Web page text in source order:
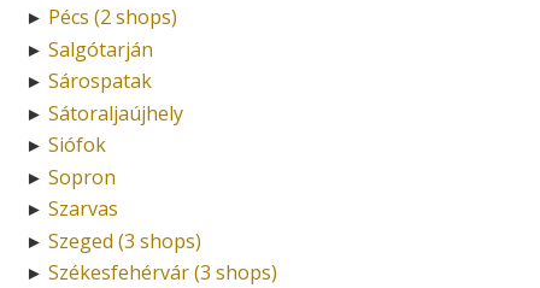
► Pécs (2 shops)
► Salgótarján
► Sárospatak
► Sátoraljaújhely
► Siófok
► Sopron
► Szarvas
► Szeged (3 shops)
► Székesfehérvár (3 shops)